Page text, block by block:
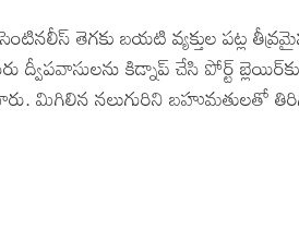
తెగకు బయటి వ్యక్తుల
ద్వీపవాసులను కిడ్నాప్ చేసి పోర్ట్
మిగిలిన నలుగురిని